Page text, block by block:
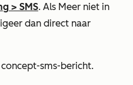
> SMS. Als Meer niet in
dan direct naar
sms-bericht.